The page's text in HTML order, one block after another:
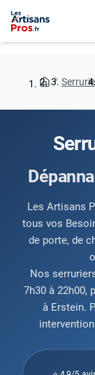
Les Artisans
tous vos
de porte, de
Nos
7h30 à 22h00,
à Erstein.